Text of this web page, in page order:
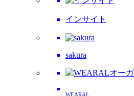
インサイト
sakura
WEARAL